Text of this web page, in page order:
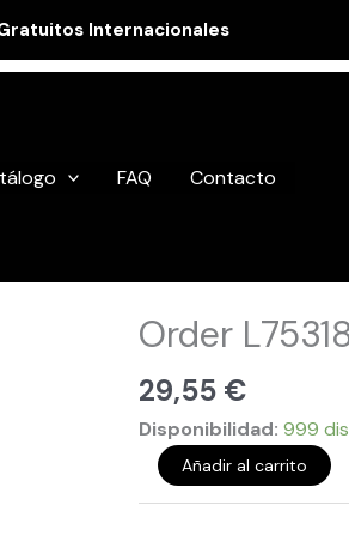
Internacionales
FAQ Contacto
Order
29,55 €
Disponibilidad: 999
L753180
cantidad
Añadir al carrito